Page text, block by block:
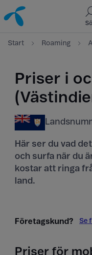
Till innehåll
Till sök
Start Roaming
Priser i
Här ser du vad
och surfa när du
kostar att ringa
land.
Företagskund? Se
Priser för